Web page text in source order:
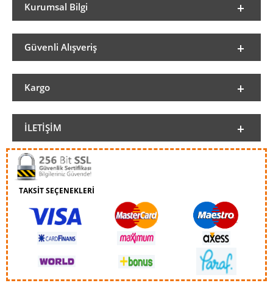
Kurumsal Bilgi
Güvenli Alışveriş
Kargo
İLETIŞIM
TAKSİT SEÇENEKLERİ